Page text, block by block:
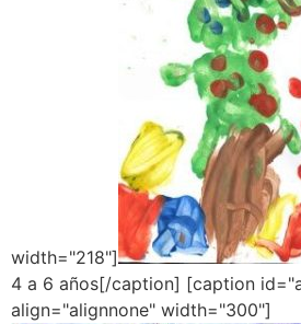
width="218"]
4 a 6 años[/caption] [caption
align="alignnone" width="300"]